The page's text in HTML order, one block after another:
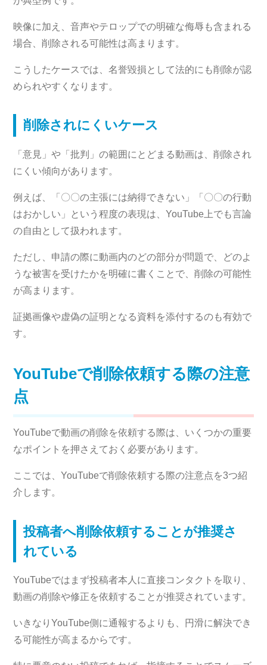
映像に加え、音声やテロップでの明確な侮辱も含まれる
場合、削除される可能性は高まります。
こうしたケースでは、名誉毀損として法的にも削除が認
められやすくなります。
削除されにくいケース
「意見」や「批判」の範囲にとどまる動画は、削除され
にくい傾向があります。
例えば、「〇〇の主張には納得できない」「〇〇の行動
はおかしい」という程度の表現は、YouTube上でも言論
の自由として扱われます。
ただし、申請の際に動画内のどの部分が問題で、どのよ
うな被害を受けたかを明確に書くことで、削除の可能性
が高まります。
証拠画像や虚偽の証明となる資料を添付するのも有効で
す。
YouTubeで削除依頼する際の注意
点
YouTubeで動画の削除を依頼する際は、いくつかの重要
なポイントを押さえておく必要があります。
ここでは、YouTubeで削除依頼する際の注意点を3つ紹
介します。
投稿者へ削除依頼することが推奨さ
れている
YouTubeではまず投稿者本人に直接コンタクトを取り、
動画の削除や修正を依頼することが推奨されています。
いきなりYouTube側に通報するよりも、円滑に解決でき
る可能性が高まるからです。